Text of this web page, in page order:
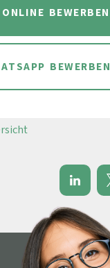
BEWERBEN
BEWERBEN